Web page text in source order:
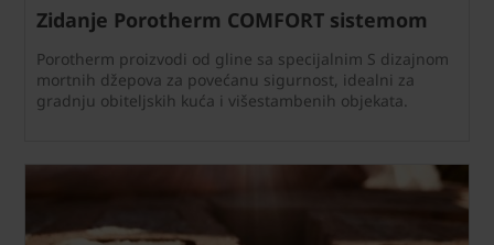
Zidanje Porotherm COMFORT sistemom
Porotherm proizvodi od gline sa specijalnim S dizajnom
mortnih džepova za povećanu sigurnost, idealni za
gradnju obiteljskih kuća i višestambenih objekata.